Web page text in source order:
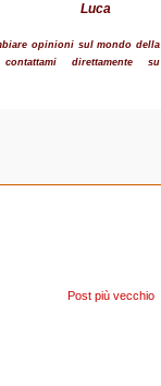
Luca
opinioni sul mondo della
direttamente su
Post più vecchio